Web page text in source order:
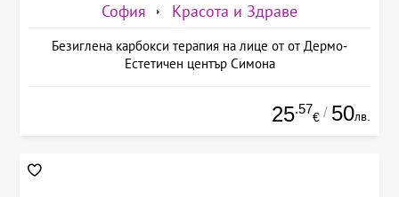
София Красота и Здраве
Безиглена карбокси терапия на лице от от Дермо-
Естетичен център Симона
25.57
€ / 50лв.